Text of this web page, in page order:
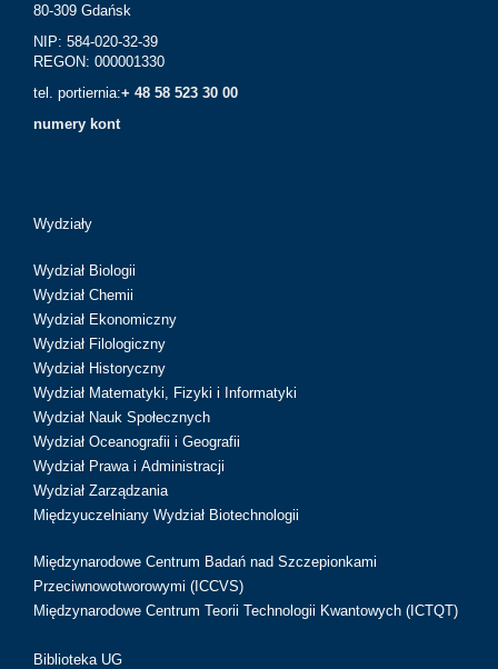
80-309 Gdańsk
NIP: 584-020-32-39
REGON: 000001330
tel. portiernia:+ 48 58 523 30 00
numery kont
Wydziały
Wydział Biologii
Wydział Chemii
Wydział Ekonomiczny
Wydział Filologiczny
Wydział Historyczny
Wydział Matematyki, Fizyki i Informatyki
Wydział Nauk Społecznych
Wydział Oceanografii i Geografii
Wydział Prawa i Administracji
Wydział Zarządzania
Międzyuczelniany Wydział Biotechnologii
Międzynarodowe Centrum Badań nad Szczepionkami
Przeciwnowotworowymi (ICCVS)
Międzynarodowe Centrum Teorii Technologii Kwantowych (ICTQT)
Biblioteka UG